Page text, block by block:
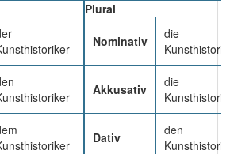
Plural
Nominativ
die
Akkusativ
die
Dativ
den